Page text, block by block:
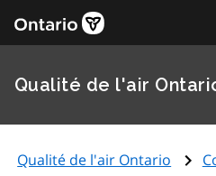
Qualité de l'air
Qualité de l'air Ontario